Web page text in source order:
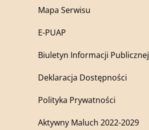
Mapa Serwisu
E-PUAP
Biuletyn Informacji Publicznej
Deklaracja Dostępności
Polityka Prywatności
Aktywny Maluch 2022-2029